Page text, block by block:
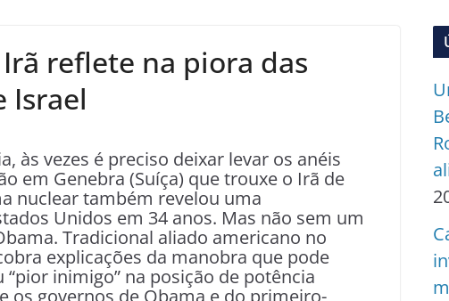
reflete na piora das
Israel
às vezes é preciso deixar levar os anéis
em Genebra (Suíça) que trouxe o Irã de
nuclear também revelou uma
Unidos em 34 anos. Mas não sem um
Tradicional aliado americano no
explicações da manobra que pode
inimigo” na posição de potência
os governos de Obama e do primeiro-